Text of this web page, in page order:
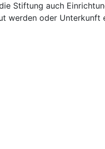
Stiftung auch
werden oder Unterkunft